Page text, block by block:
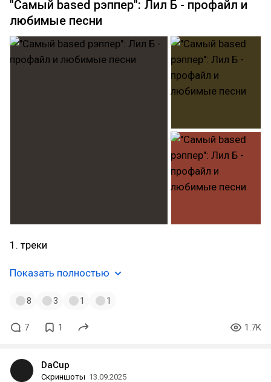
"Cамый based рэппер": Лил Б - профайл и
любимые песни
1. треки
Показать полностью
8 3 1 1
7 1 1.7K
DaCup
Скриншоты 13.09.2025